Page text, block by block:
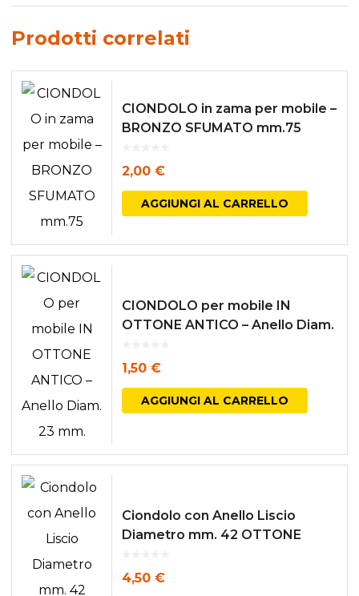
Prodotti correlati
CIONDOLO in zama per mobile –
BRONZO SFUMATO mm.75
2,00 €
AGGIUNGI AL CARRELLO
CIONDOLO per mobile IN
OTTONE ANTICO – Anello Diam.
1,50 €
AGGIUNGI AL CARRELLO
Ciondolo con Anello Liscio
Diametro mm. 42 OTTONE
4,50 €